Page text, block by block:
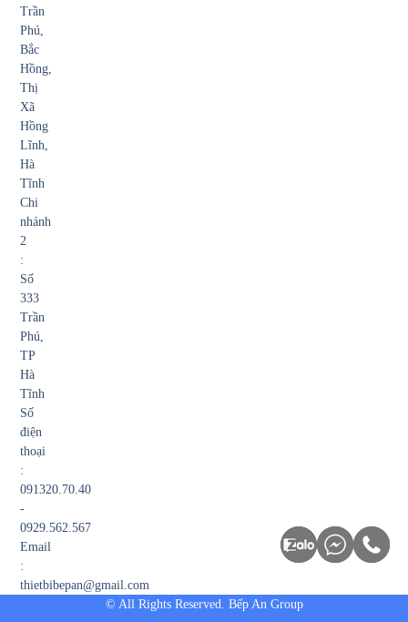
Trần
Phú,
Bắc
Hồng,
Thị
Xã
Hồng
Lĩnh,
Hà
Tĩnh
Chi
nhánh
2
:
Số
333
Trần
Phú,
TP
Hà
Tĩnh
Số
điện
thoại
:
091320.70.40
-
0929.562.567
Email
:
thietbibepan@gmail.com
© All Rights Reserved. Bếp An Group